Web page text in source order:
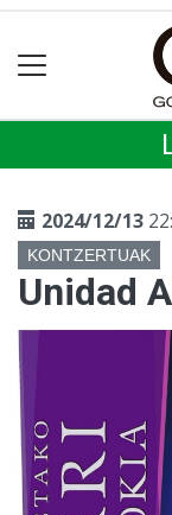
2024/12/13
KONTZERTUAK
Unidad